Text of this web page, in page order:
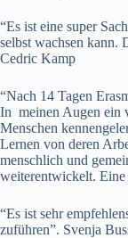
“Es ist eine super
selbst wachsen kann.
Cedric Kamp
“Nach 14 Tagen
In meinen Augen ein
Menschen
Lernen von deren
menschlich und
weiterentwickelt.
“Es ist sehr
zuführen”. Svenja